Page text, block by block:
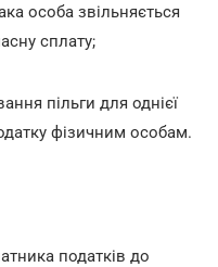
особа звільняється
сплату;
пільги для однієї
фізичним особам.
податків до